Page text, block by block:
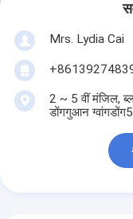
Mrs. Lydia Cai
2 ~ 5 वीं मंजिल,
डोंगगुआन